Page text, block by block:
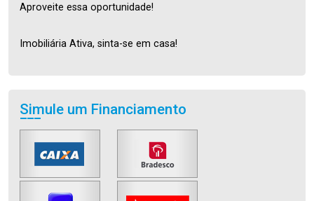
Aproveite essa oportunidade!
Imobiliária Ativa, sinta-se em casa!
Simule um Financiamento